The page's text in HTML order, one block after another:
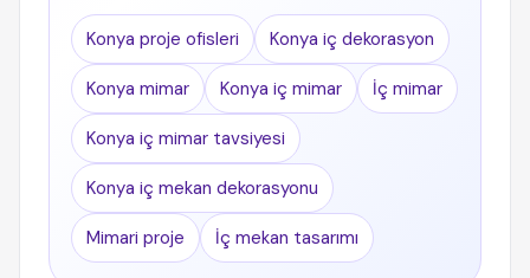
Konya proje ofisleri Konya iç dekorasyon
Konya mimar Konya iç mimar İç mimar
Konya iç mimar tavsiyesi
Konya iç mekan dekorasyonu
Mimari proje İç mekan tasarımı